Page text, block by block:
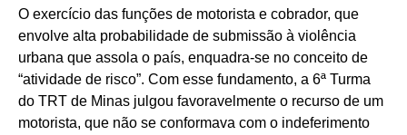
O exercício das funções de motorista e cobrador, que
envolve alta probabilidade de submissão à violência
urbana que assola o país, enquadra-se no conceito de
“atividade de risco”. Com esse fundamento, a 6ª Turma
do TRT de Minas julgou favoravelmente o recurso de um
motorista, que não se conformava com o indeferimento